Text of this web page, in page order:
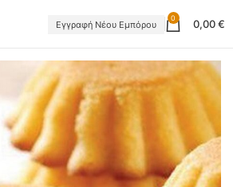
Εγγραφή Νέου Εμπόρου
0 0,00€